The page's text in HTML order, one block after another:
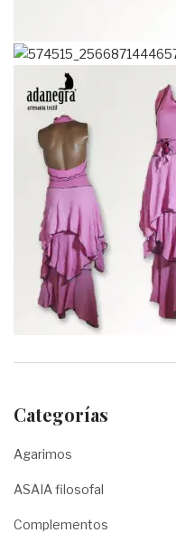
Categorías
Agarimos
ASAIA filosofal
Complementos